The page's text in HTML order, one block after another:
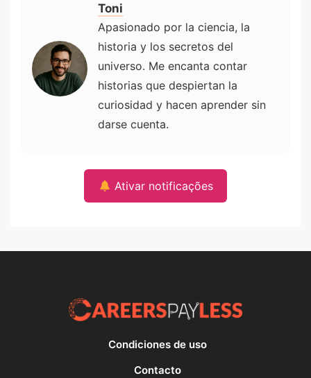
Toni
Apasionado por la ciencia, la
historia y los secretos del
universo. Me encanta contar
historias que despiertan la
curiosidad y hacen aprender sin
darse cuenta.
Ativar notificações
Condiciones de uso
Contacto